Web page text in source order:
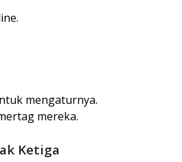
mengaturnya.
mereka.
Ketiga